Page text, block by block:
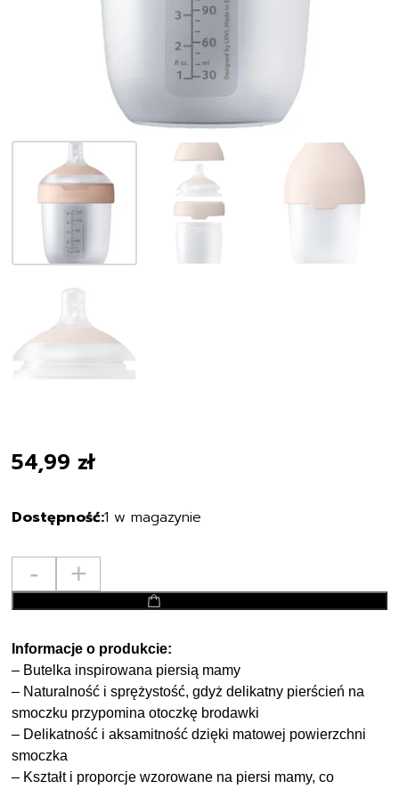
54,99 zł
1 w magazynie
-
LOVI
-
LOVI
Mammafeel
150
ml
21/595
+
Informacje o produkcie:
– Butelka inspirowana piersią mamy
– Naturalność i sprężystość, gdyż delikatny pierścień na
smoczku przypomina otoczkę brodawki
– Delikatność i aksamitność dzięki matowej powierzchni
smoczka
– Kształt i proporcje wzorowane na piersi mamy, co